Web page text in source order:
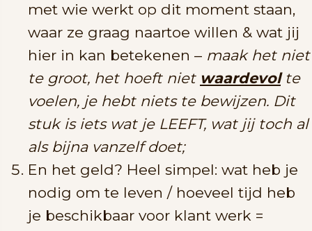
met wie werkt op dit moment staan,
waar ze graag naartoe willen & wat jij
hier in kan betekenen – maak het niet
te groot, het hoeft niet waardevol te
voelen, je hebt niets te bewijzen. Dit
stuk is iets wat je LEEFT, wat jij toch al
als bijna vanzelf doet;
En het geld? Heel simpel: wat heb je
nodig om te leven / hoeveel tijd heb
je beschikbaar voor klant werk =